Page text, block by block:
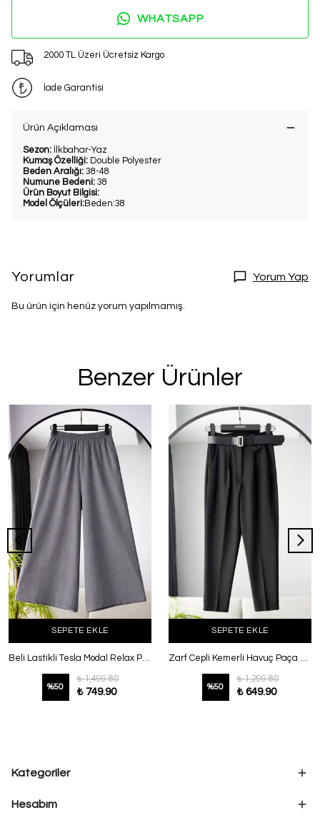
WHATSAPP
2000 TL Üzeri Ücretsiz Kargo
İade Garantisi
Ürün Açıklaması
Sezon: İlkbahar-Yaz
Kumaş Özelliği: Double Polyester
Beden Aralığı: 38-48
Numune Bedeni: 38
Ürün Boyut Bilgisi:
Model Ölçüleri:Beden:38
Yorumlar Yorum Yap
Bu ürün için henüz yorum yapılmamış.
Benzer Ürünler
SEPETE EKLE
Beli Lastikli Tesla Modal Relax Pantolon Füme
%50
₺ 1,499.80
₺ 749.90
SEPETE EKLE
Zarf Cepli Kemerli Havuç Paça Poliviskon Pantolon Siyah
%50
₺ 1,299.80
₺ 649.90
Kategoriler
Hesabım